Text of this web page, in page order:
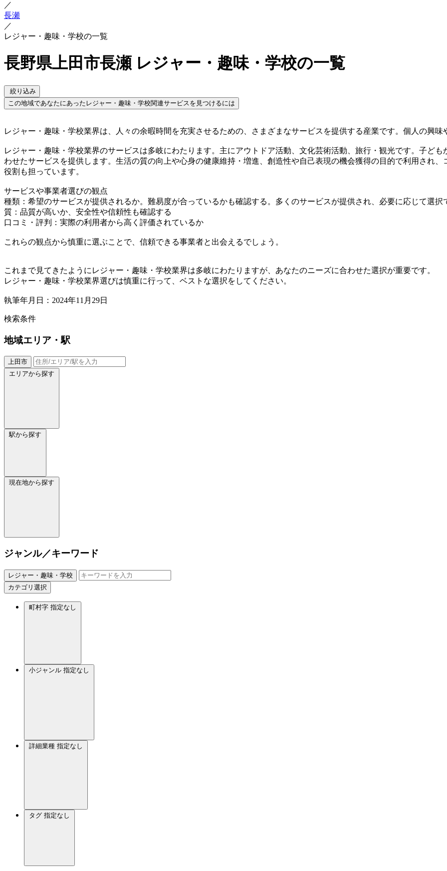
／
長瀬
／
レジャー・趣味・学校の一覧
長野県上田市長瀬 レジャー・趣味・学校の一覧
絞り込み
この地域であなたにあったレジャー・趣味・学校関連サービスを見つけるには
レジャー・趣味・学校業界は、人々の余暇時間を充実させるための、さまざまなサービスを提供する産業です。個人の興
レジャー・趣味・学校業界のサービスは多岐にわたります。主にアウトドア活動、文化芸術活動、旅行・観光です。子ど
わせたサービスを提供します。生活の質の向上や心身の健康維持・増進、創造性や自己表現の機会獲得の目的で利用され
役割も担っています。
サービスや事業者選びの観点
種類：希望のサービスが提供されるか。難易度が合っているかも確認する。多くのサービスが提供され、必要に応じて選択
質：品質が高いか、安全性や信頼性も確認する
口コミ・評判：実際の利用者から高く評価されているか
これらの観点から慎重に選ぶことで、信頼できる事業者と出会えるでしょう。
これまで見てきたようにレジャー・趣味・学校業界は多岐にわたりますが、あなたのニーズに合わせた選択が重要です。
レジャー・趣味・学校業界選びは慎重に行って、ベストな選択をしてください。
執筆年月日：2024年11月29日
検索条件
地域エリア・駅
上田市
エリアから探す
駅から探す
現在地から探す
ジャンル／キーワード
レジャー・趣味・学校
カテゴリ選択
町村字 指定なし
小ジャンル 指定なし
詳細業種 指定なし
タグ 指定なし